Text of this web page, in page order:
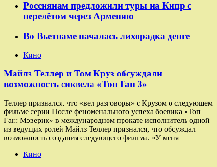
Россиянам предложили туры на Кипр с
перелётом через Армению
Во Вьетнаме началась лихорадка денге
Кино
Майлз Теллер и Том Круз обсуждали
возможность сиквела «Топ Ган 3»
Теллер признался, что «вел разговоры» с Крузом о следующем
фильме серии После феноменального успеха боевика «Топ
Ган: Мэверик» в международном прокате исполнитель одной
из ведущих ролей Майлз Теллер признался, что обсуждал
возможность создания следующего фильма. «У меня
Кино